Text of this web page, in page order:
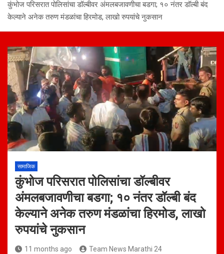
कुंभोज परिसरात पोलिसांचा डॉल्बीवर अंमलबजावणीचा बडगा; १० नंतर डॉल्बी बंद
केल्याने अनेक तरुण मंडळांचा हिरमोड, लाखो रुपयांचे नुकसान
सामाजिक
कुंभोज परिसरात पोलिसांचा डॉल्बीवर
अंमलबजावणीचा बडगा; १० नंतर डॉल्बी बंद
केल्याने अनेक तरुण मंडळांचा हिरमोड, लाखो
रुपयांचे नुकसान
11 months ago Team News Marathi 24